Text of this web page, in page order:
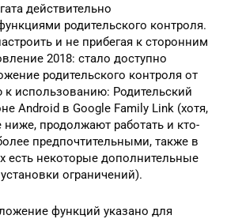
действительно
родительского контроля.
и не прибегая к сторонним
2018: стало доступно
родительского контроля от
к использованию: Родительский
Android в Google Family Link (хотя,
продолжают работать и кто-
предпочтительными, также в
есть некоторые дополнительные
ограничений).
функций указано для